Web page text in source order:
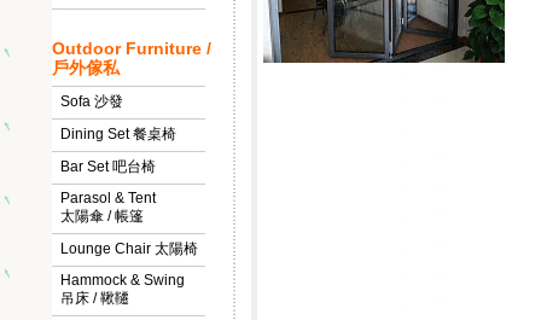
Outdoor Furniture /
戶外傢私
Sofa 沙發
Dining Set 餐桌椅
Bar Set 吧台椅
Parasol & Tent
太陽傘 / 帳篷
Lounge Chair 太陽椅
Hammock & Swing
吊床 / 鞦韆